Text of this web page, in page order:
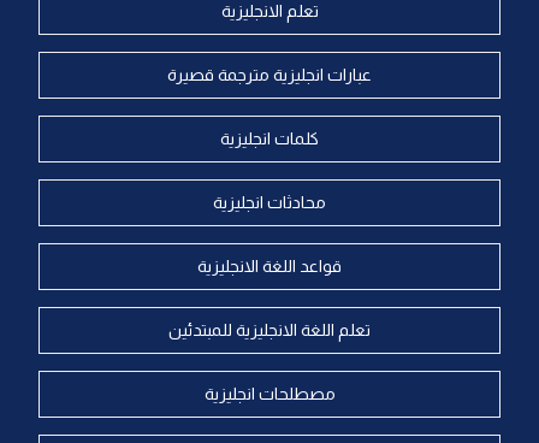
تعلم الانجليزية
عبارات انجليزية مترجمة قصيرة
كلمات انجليزية
محادثات انجليزية
قواعد اللغة الانجليزية
تعلم اللغة الانجليزية للمبتدئين
مصطلحات انجليزية